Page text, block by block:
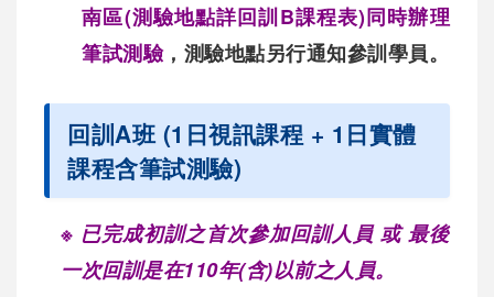
南區(測驗地點詳回訓B課程表)同時辦理
筆試測驗，測驗地點另行通知參訓學員。
回訓A班 (1日視訊課程 + 1日實體
課程含筆試測驗)
※ 已完成初訓之首次參加回訓人員 或 最後
一次回訓是在110年(含)以前之人員。